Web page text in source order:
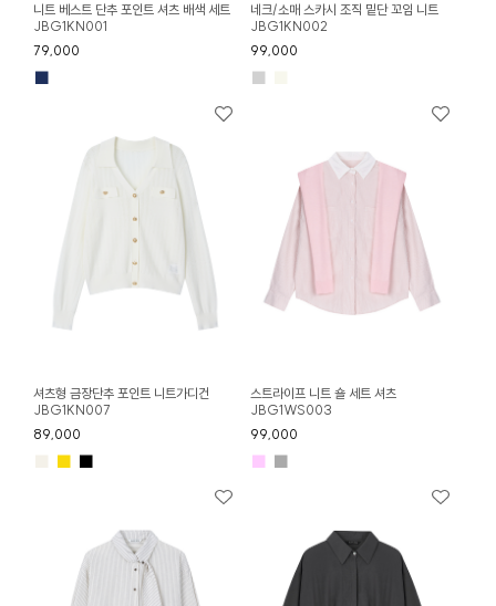
니트 베스트 단추 포인트 셔츠 배색 세트
JBG1KN001
79,000
■
네크/소매 스카시 조직 밑단 꼬임 니트
JBG1KN002
99,000
■
셔츠형 금장단추 포인트 니트가디건
JBG1KN007
89,000
■ ■
스트라이프 니트 숄 세트 셔츠
JBG1WS003
99,000
■ ■